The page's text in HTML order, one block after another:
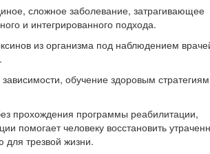
сложное заболевание, затрагивающее
и интегрированного подхода.
из организма под наблюдением
обучение здоровым стратегиям
прохождения программы реабилитации,
помогает человеку восстановить
для трезвой жизни.